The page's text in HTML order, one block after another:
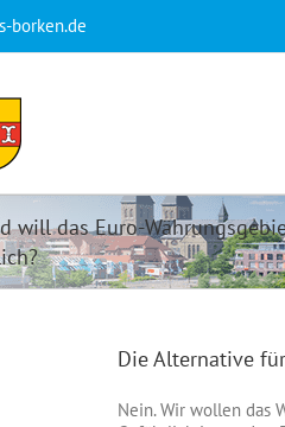
borken.de
will das Euro-
Die Alternative
Nein. Wir wollen das